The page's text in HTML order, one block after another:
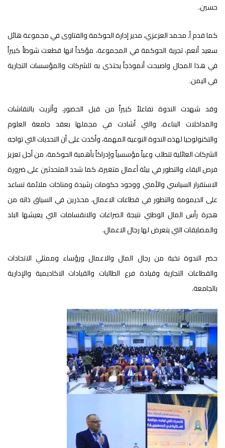
حسين.
كما قدم أ. محمد العزعزي، مدير إدارة الحوكمة والفتاوى في مجموعة هائل
سعيد أنعم، تجربة الحوكمة في المجموعة، مؤكداً انها قطعت شوطاً كبيراً
في هذا المجال واصبحت أنموذجاً يحتذى به للشركات والمؤسسات التجارية
في اليمن.
وقد شهدت الندوة تفاعلاً كبيراً من قبل الحضور، وأثريت بالنقاشات
والمداخلات البناءة، والتي أشادت في مجملها بعقد جامعة العلوم
والتكنولوجيا لهذه الندوة النوعية المهمة، وأكدت على أن التحديات التي تواجه
الشركات العائلية تتطلب وعياً مؤسسياً وإدراكاً بأهمية الحوكمة، من أجل تعزيز
فرص البقاء والتطور في بيئة أعمال متغيرة، كما شدد المتحدثين على ضرورة
الاستقرار السياسي والأمني ووجود حكومات رشيدة ومناخات ملائمة تساعد
على الديمومة والتطور في قطاعات الاعمال، محذرين في السياق ذاته من
هجرة رأس المال الوطني نتيجة الصراعات والانقسامات التي يعيشها البلد
والمضايقات التي يتعرض لها رجال الاعمال.
حضر الندوة نخبة من رجال المال والاعمال ورؤساء وممثلي الاتحادات
والقطاعات التجارية وقيادة فرع الطالبات والقيادات الاكاديمية والإدارية
بالجامعة.